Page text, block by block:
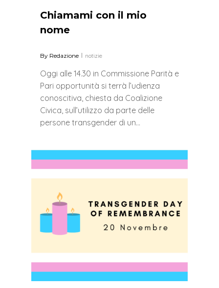
Chiamami con il mio
nome
By Redazione notizie
Oggi alle 14.30 in Commissione Parità e
Pari opportunità si terrà l’udienza
conoscitiva, chiesta da Coalizione
Civica, sull’utilizzo da parte delle
persone transgender di un…